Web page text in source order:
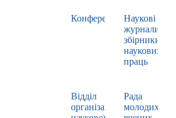
Конференції
Наукові
журнали,
збірники
наукових
праць
Відділ
організації
Рада
молодих